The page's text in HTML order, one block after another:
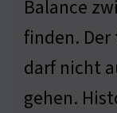
Balance
finden.
darf nicht
gehen.